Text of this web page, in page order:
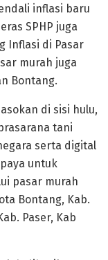
inflasi baru
SPHP juga
Inflasi di Pasar
murah juga
Bontang.
di sisi hulu,
tani
serta digital
untuk
pasar murah
Bontang, Kab.
Paser, Kab